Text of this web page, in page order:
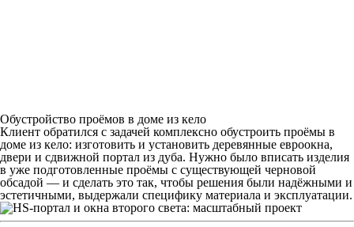
Обустройство проёмов в доме из кело
Клиент обратился с задачей комплексно обустроить проёмы в
доме из кело: изготовить и установить деревянные евроокна,
двери и сдвижной портал из дуба. Нужно было вписать изделия
в уже подготовленные проёмы с существующей черновой
обсадой — и сделать это так, чтобы решения были надёжными и
эстетичными, выдержали специфику материала и эксплуатации.